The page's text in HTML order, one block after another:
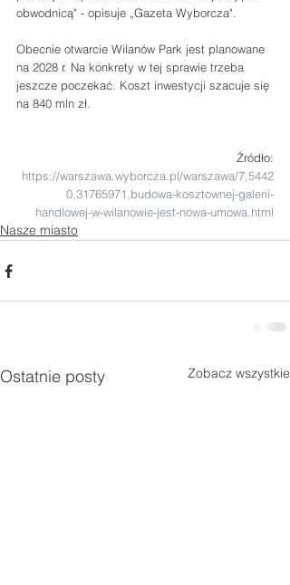
obwodnicą" - opisuje „Gazeta Wyborcza".
Obecnie otwarcie Wilanów Park jest planowane
na 2028 r. Na konkrety w tej sprawie trzeba
jeszcze poczekać. Koszt inwestycji szacuje się
na 840 mln zł.
Źródło:
https://warszawa.wyborcza.pl/warszawa/7,5442
0,31765971,budowa-kosztownej-galerii-
handlowej-w-wilanowie-jest-nowa-umowa.html
Nasze miasto
Ostatnie posty Zobacz wszystkie